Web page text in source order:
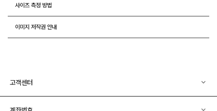
사이즈 측정 방법
이미지 저작권 안내
고객센터